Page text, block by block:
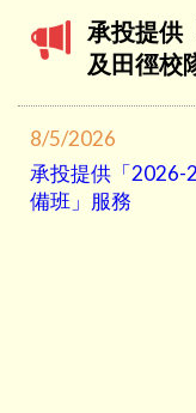
承投提供
及田徑校
8/5/2026
承投提供「2026-
備班」服務